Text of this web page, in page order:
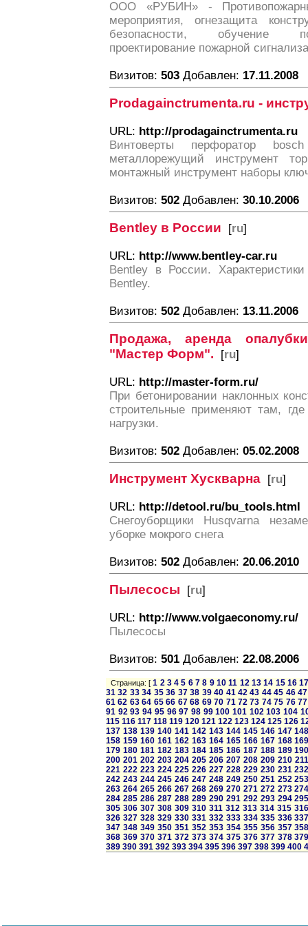
ООО «РУБИН» -
мероприятия, огнезащита
безопасности, обучение
проектирование пожарной
Визитов: 503 Добавлен: 17.11.2008
Prodagainctrumenta.ru -
URL: http://prodagainctrumenta.ru
Винтоверты перфоратор
металлорежущий инструмент
монтажный инструмент наборы
Визитов: 502 Добавлен: 30.10.2006
Bentley в России [ru]
URL: http://www.bentley-car.ru
Bentley в России.
Bentley.
Визитов: 502 Добавлен: 13.11.2006
Продажа, аренда
"Мастер Форм". [ru]
URL: http://master-form.ru/
При бетонировании наклонных
строительные применяют там, где
нагрузки.
Визитов: 502 Добавлен: 05.02.2008
Инструмент Хускварна [ru]
URL: http://detool.ru/bu_tools.html
Снегоуборщики Husqvarna
уборке мокрого снега
Визитов: 502 Добавлен: 20.06.2010
Пылесосы [ru]
URL: http://www.volgaeconomy.ru/
Пылесосы
Визитов: 501 Добавлен: 22.08.2006
Страница: [1 2 3 4 5 6 7 8 9 10 11 12 13 14 15 16
31 32 33 34 35 36 37 38 39 40 41 42 43 44 45 46 47
61 62 63 64 65 66 67 68 69 70 71 72 73 74 75 76 77
91 92 93 94 95 96 97 98 99 100 101 102 103 104
115 116 117 118 119 120 121 122 123 124 125 126
137 138 139 140 141 142 143 144 145 146 147
158 159 160 161 162 163 164 165 166 167 168
179 180 181 182 183 184 185 186 187 188 189
200 201 202 203 204 205 206 207 208 209 210 211
221 222 223 224 225 226 227 228 229 230 231
242 243 244 245 246 247 248 249 250 251 252
263 264 265 266 267 268 269 270 271 272 273
284 285 286 287 288 289 290 291 292 293 294
305 306 307 308 309 310 311 312 313 314 315 316
326 327 328 329 330 331 332 333 334 335 336
347 348 349 350 351 352 353 354 355 356 357
368 369 370 371 372 373 374 375 376 377 378
389 390 391 392 393 394 395 396 397 398 399 400